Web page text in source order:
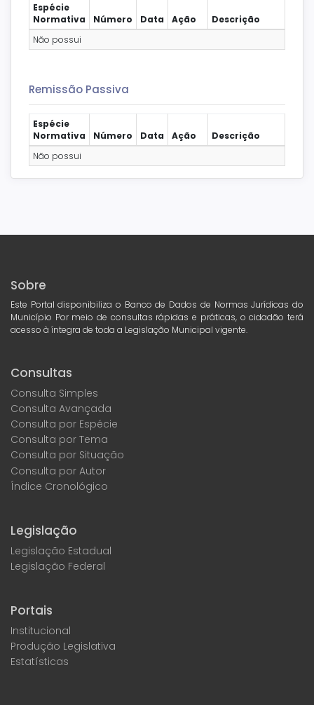
Espécie
Normativa
Número Data Ação
Descrição
Não possui
Remissão Passiva
Espécie
Normativa
Número Data Ação
Descrição
Não possui
Sobre
Este Portal disponibiliza o Banco de Dados de Normas Jurídicas do
Município Por meio de consultas rápidas e práticas, o cidadão terá
acesso à íntegra de toda a Legislação Municipal vigente.
Consultas
Consulta Simples
Consulta Avançada
Consulta por Espécie
Consulta por Tema
Consulta por Situação
Consulta por Autor
Índice Cronológico
Legislação
Legislação Estadual
Legislação Federal
Portais
Institucional
Produção Legislativa
Estatísticas